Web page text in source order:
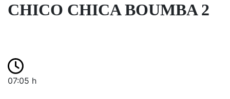
CHICO CHICA BOUMBA 2
07:05 h